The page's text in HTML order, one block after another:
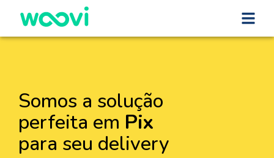
Somos a solução
perfeita em Pix
para seu delivery